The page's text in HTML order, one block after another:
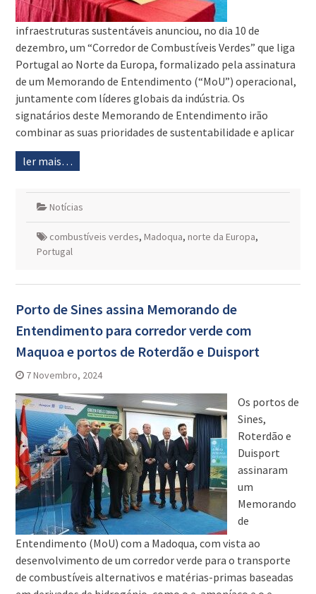
infraestruturas sustentáveis anunciou, no dia 10 de
dezembro, um “Corredor de Combustíveis Verdes” que liga
Portugal ao Norte da Europa, formalizado pela assinatura
de um Memorando de Entendimento (“MoU”) operacional,
juntamente com líderes globais da indústria. Os
signatários deste Memorando de Entendimento irão
combinar as suas prioridades de sustentabilidade e aplicar
ler mais…
Notícias
combustíveis verdes, Madoqua, norte da Europa,
Portugal
Porto de Sines assina Memorando de
Entendimento para corredor verde com
Maquoa e portos de Roterdão e Duisport
7 Novembro, 2024
Os portos de
Sines,
Roterdão e
Duisport
assinaram
um
Memorando
de
Entendimento (MoU) com a Madoqua, com vista ao
desenvolvimento de um corredor verde para o transporte
de combustíveis alternativos e matérias-primas baseadas